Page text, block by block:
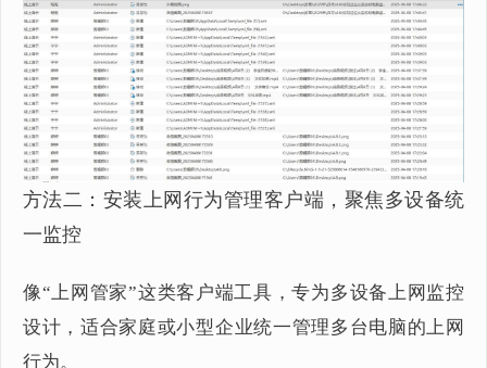
方法二：安装上网行为管理客户端，聚焦多设备统
一监控
像“上网管家”这类客户端工具，专为多设备上网监控
设计，适合家庭或小型企业统一管理多台电脑的上网
行为。